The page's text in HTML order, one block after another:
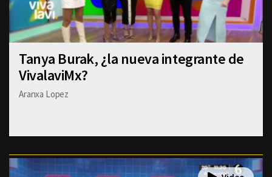
Tanya Burak, ¿la nueva integrante de
VivalaviMx?
Aranxa Lopez